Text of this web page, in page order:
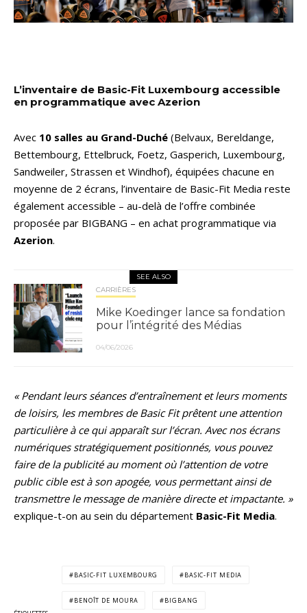
L’inventaire de Basic-Fit Luxembourg accessible
en programmatique avec Azerion
Avec 10 salles au Grand-Duché (Belvaux, Bereldange,
Bettembourg, Ettelbruck, Foetz, Gasperich, Luxembourg,
Sandweiler, Strassen et Windhof), équipées chacune en
moyenne de 2 écrans, l’inventaire de Basic-Fit Media reste
également accessible – au-delà de l’offre combinée
proposée par BIGBANG – en achat programmatique via
Azerion.
SEE ALSO
CARRIÈRES
Mike Koedinger lance sa fondation
pour l’intégrité des Médias
04/06/2026
« Pendant leurs séances d’entraînement et leurs moments
de loisirs, les membres de Basic Fit prêtent une attention
particulière à ce qui apparaît sur l’écran. Avec nos écrans
numériques stratégiquement positionnés, vous pouvez
faire de la publicité au moment où l’attention de votre
public cible est à son apogée, vous permettant ainsi de
transmettre le message de manière directe et impactante. »
explique-t-on au sein du département Basic-Fit Media.
BASIC-FIT LUXEMBOURG BASIC-FIT MEDIA
BENOÎT DE MOURA BIGBANG